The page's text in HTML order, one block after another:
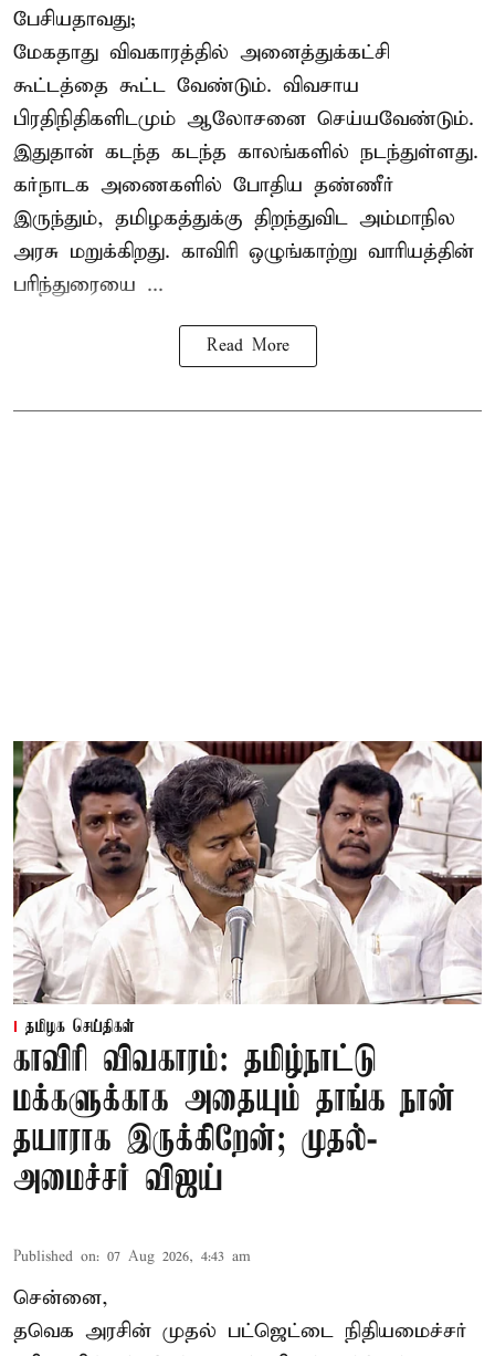
பேசியதாவது;
மேகதாது விவகாரத்தில் அனைத்துக்கட்சி
கூட்டத்தை கூட்ட வேண்டும். விவசாய
பிரதிநிதிகளிடமும் ஆலோசனை செய்யவேண்டும்.
இதுதான் கடந்த கடந்த காலங்களில் நடந்துள்ளது.
கர்நாடக அணைகளில் போதிய தண்ணீர்
இருந்தும், தமிழகத்துக்கு திறந்துவிட அம்மாநில
அரசு மறுக்கிறது. காவிரி ஒழுங்காற்று வாரியத்தின்
பரிந்துரையை ...
Read More
தமிழக செய்திகள்
காவிரி விவகாரம்: தமிழ்நாட்டு
மக்களுக்காக அதையும் தாங்க நான்
தயாராக இருக்கிறேன்; முதல்-
அமைச்சர் விஜய்
Published on: 07 Aug 2026, 4:43 am
சென்னை,
தவெக அரசின் முதல் பட்ஜெட்டை நிதியமைச்சர்